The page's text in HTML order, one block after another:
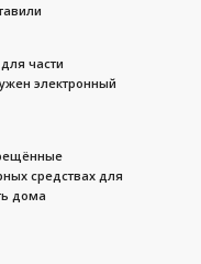
части
электронный
средствах для
дома